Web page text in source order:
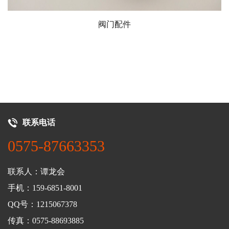
阀门配件
联系电话
0575-87663353
联系人：谭龙会
手机：159-6851-8001
QQ号：1215067378
传真：0575-88693885